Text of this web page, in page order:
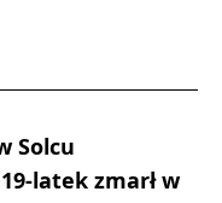
Solcu
latek zmarł w